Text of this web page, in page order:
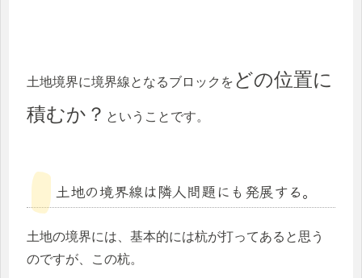
土地境界に境界線となるブロックを どの位置に
積むか？ ということです。
土地の境界線は隣人問題にも発展する。
土地の境界には、基本的には杭が打ってあると思う
のですが、この杭。